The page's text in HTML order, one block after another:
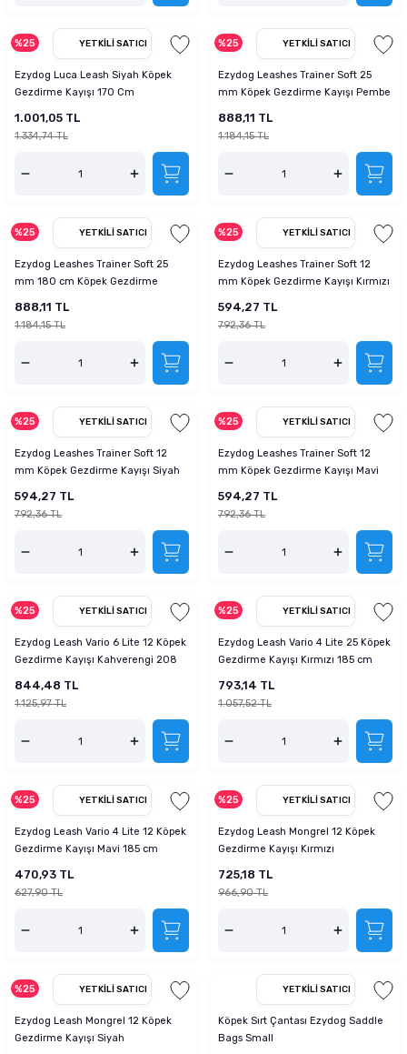
%25 YETKILI SATICI
Ezydog Luca Leash Siyah Köpek
Gezdirme Kayışı 170 Cm
1.001,05 TL
1.334,74 TL
%25 YETKILI SATICI
Ezydog Leashes Trainer Soft 25
mm Köpek Gezdirme Kayışı Pembe
888,11 TL
1.184,15 TL
%25 YETKILI SATICI
Ezydog Leashes Trainer Soft 25
mm 180 cm Köpek Gezdirme
888,11 TL
1.184,15 TL
%25 YETKILI SATICI
Ezydog Leashes Trainer Soft 12
mm Köpek Gezdirme Kayışı Kırmızı
594,27 TL
792,36 TL
%25 YETKILI SATICI
Ezydog Leashes Trainer Soft 12
mm Köpek Gezdirme Kayışı Siyah
594,27 TL
792,36 TL
%25 YETKILI SATICI
Ezydog Leashes Trainer Soft 12
mm Köpek Gezdirme Kayışı Mavi
594,27 TL
792,36 TL
%25 YETKILI SATICI
Ezydog Leash Vario 6 Lite 12 Köpek
Gezdirme Kayışı Kahverengi 208
844,48 TL
1.125,97 TL
%25 YETKILI SATICI
Ezydog Leash Vario 4 Lite 25 Köpek
Gezdirme Kayışı Kırmızı 185 cm
793,14 TL
1.057,52 TL
%25 YETKILI SATICI
Ezydog Leash Vario 4 Lite 12 Köpek
Gezdirme Kayışı Mavi 185 cm
470,93 TL
627,90 TL
%25 YETKILI SATICI
Ezydog Leash Mongrel 12 Köpek
Gezdirme Kayışı Kırmızı
725,18 TL
966,90 TL
%25 YETKILI SATICI
Ezydog Leash Mongrel 12 Köpek
Gezdirme Kayışı Siyah
YETKILI SATICI
Köpek Sırt Çantası Ezydog Saddle
Bags Small